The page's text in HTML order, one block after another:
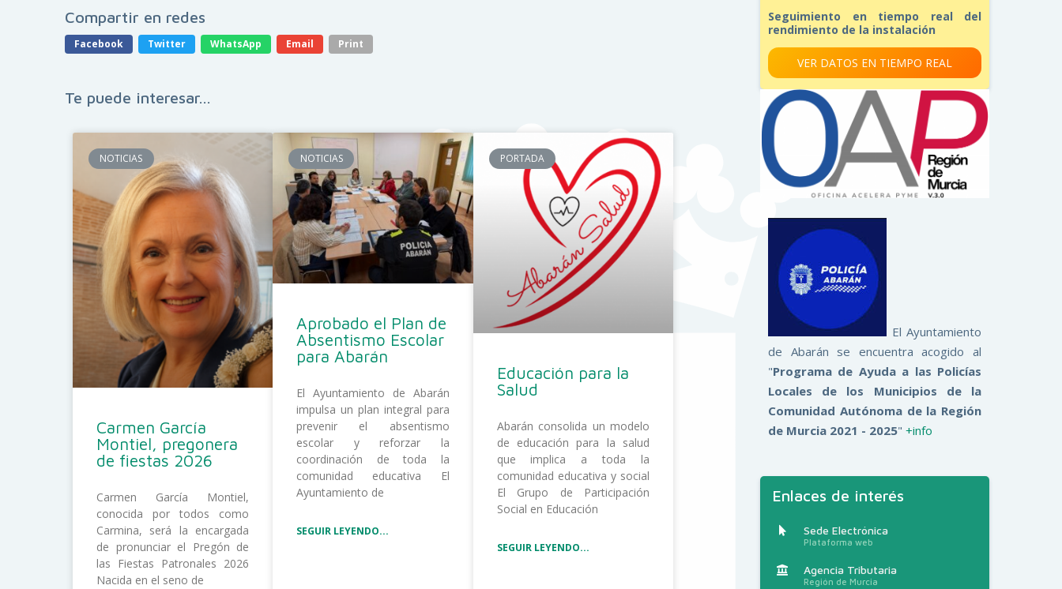
Compartir en redes
Facebook Twitter WhatsApp Email Print
Te puede interesar...
NOTICIAS
Carmen García
Montiel, pregonera
de fiestas 2026
Carmen García Montiel,
conocida por todos como
Carmina, será la encargada
de pronunciar el Pregón de
las Fiestas Patronales 2026
Nacida en el seno de
NOTICIAS
Aprobado el Plan de
Absentismo Escolar
para Abarán
El Ayuntamiento de Abarán
impulsa un plan integral para
prevenir el absentismo
escolar y reforzar la
coordinación de toda la
comunidad educativa El
Ayuntamiento de
SEGUIR LEYENDO...
PORTADA
Educación para la
Salud
Abarán consolida un modelo
de educación para la salud
que implica a toda la
comunidad educativa y social
El Grupo de Participación
Social en Educación
SEGUIR LEYENDO...
Seguimiento en tiempo real del
rendimiento de la instalación
VER DATOS EN TIEMPO REAL
El Ayuntamiento
de Abarán se encuentra acogido al
"Programa de Ayuda a las Policías
Locales de los Municipios de la
Comunidad Autónoma de la Región
de Murcia 2021 - 2025" +info
Enlaces de interés
Sede Electrónica
Plataforma web
Agencia Tributaria
Región de Murcia